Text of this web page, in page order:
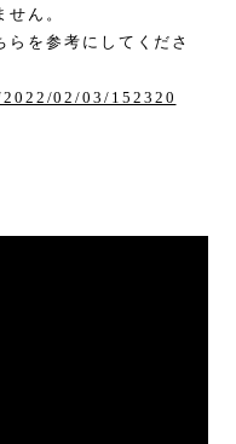
ん。
を参考にしてくださ
02/03/152320